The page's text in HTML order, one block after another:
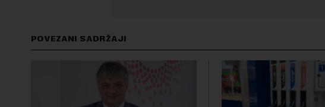
POVEZANI SADRŽAJI